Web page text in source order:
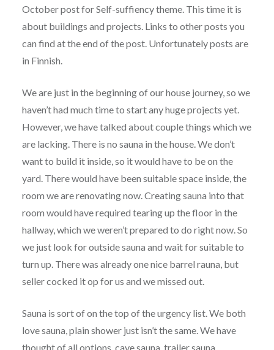
October post for Self-suffiency theme. This time it is
about buildings and projects. Links to other posts you
can find at the end of the post. Unfortunately posts are
in Finnish.
We are just in the beginning of our house journey, so we
haven’t had much time to start any huge projects yet.
However, we have talked about couple things which we
are lacking. There is no sauna in the house. We don’t
want to build it inside, so it would have to be on the
yard. There would have been suitable space inside, the
room we are renovating now. Creating sauna into that
room would have required tearing up the floor in the
hallway, which we weren’t prepared to do right now. So
we just look for outside sauna and wait for suitable to
turn up. There was already one nice barrel rauna, but
seller cocked it op for us and we missed out.
Sauna is sort of on the top of the urgency list. We both
love sauna, plain shower just isn’t the same. We have
thought of all options, cave sauna, trailer sauna,